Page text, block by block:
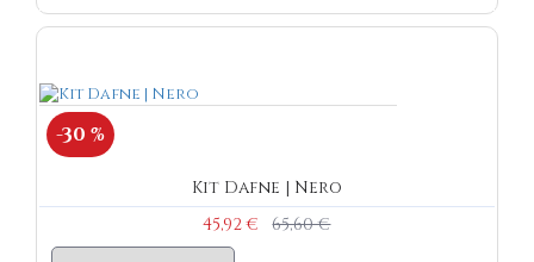
-30 %
Kit Dafne | Nero
45,92 €
65,60 €